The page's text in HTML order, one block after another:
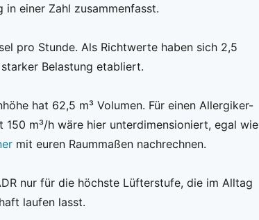
einer Zahl zusammenfasst.
pro Stunde. Als Richtwerte haben sich 2,5
Belastung etabliert.
hat 62,5 m³ Volumen. Für einen Allergiker-
m³/h wäre hier unterdimensioniert, egal wie
mit euren Raummaßen nachrechnen.
nur für die höchste Lüfterstufe, die im Alltag
laufen lasst.